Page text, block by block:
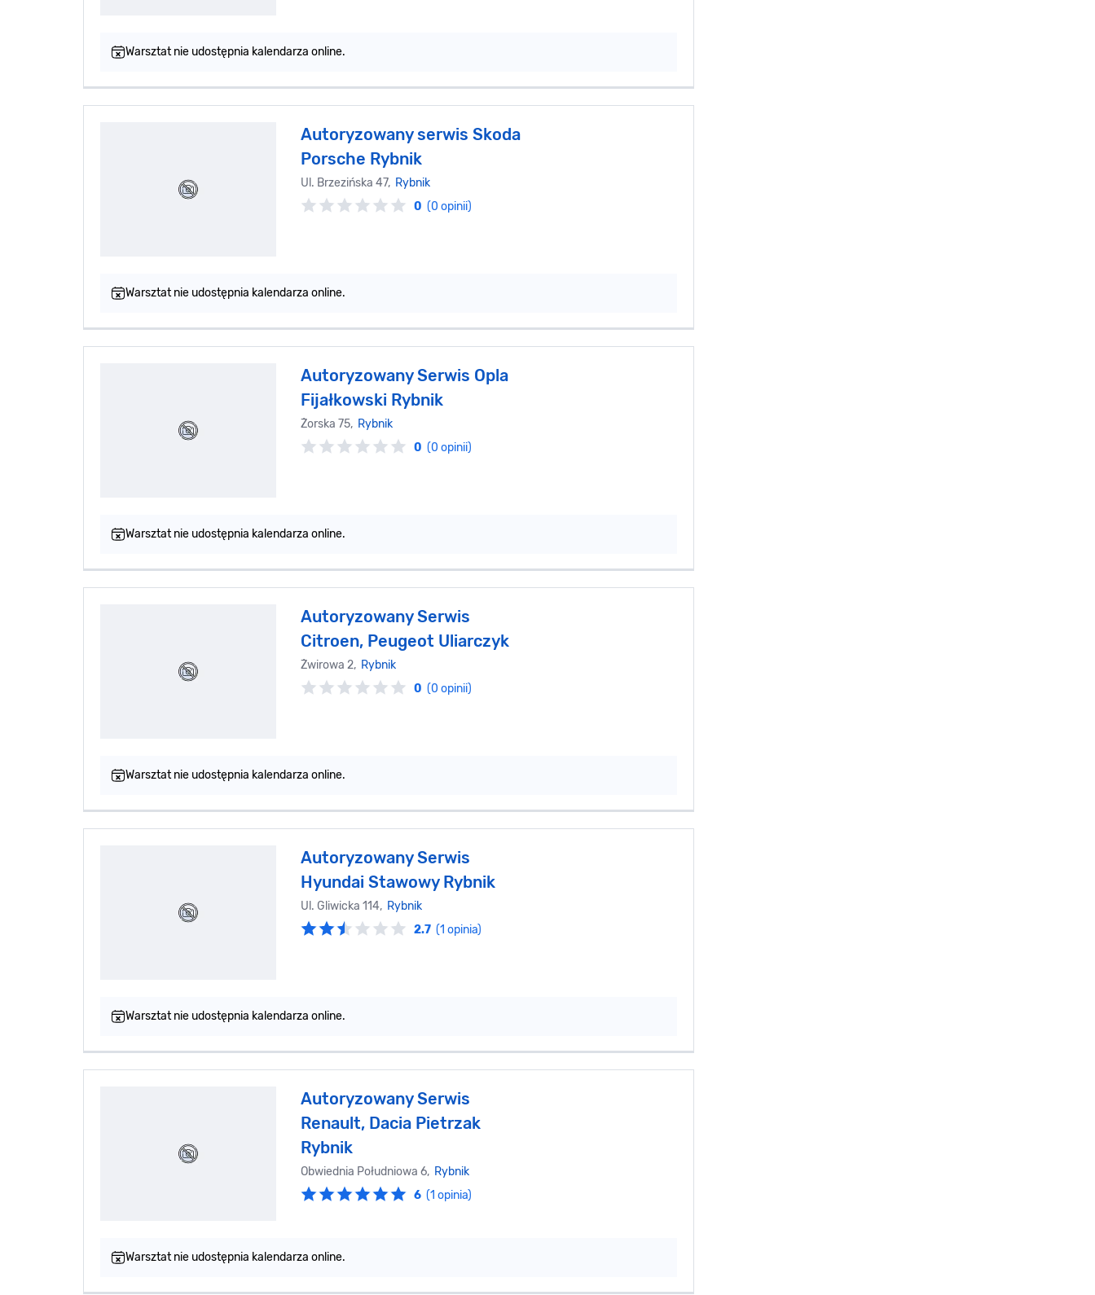
Warsztat nie udostępnia kalendarza online.
Autoryzowany serwis Skoda
Porsche Rybnik
Ul. Brzezińska 47, Rybnik
0 (0 opinii)
Warsztat nie udostępnia kalendarza online.
Autoryzowany Serwis Opla
Fijałkowski Rybnik
Żorska 75, Rybnik
0 (0 opinii)
Warsztat nie udostępnia kalendarza online.
Autoryzowany Serwis
Citroen, Peugeot Uliarczyk
Żwirowa 2, Rybnik
0 (0 opinii)
Warsztat nie udostępnia kalendarza online.
Autoryzowany Serwis
Hyundai Stawowy Rybnik
Ul. Gliwicka 114, Rybnik
2.7 (1 opinia)
Warsztat nie udostępnia kalendarza online.
Autoryzowany Serwis
Renault, Dacia Pietrzak
Rybnik
Obwiednia Południowa 6, Rybnik
6 (1 opinia)
Warsztat nie udostępnia kalendarza online.